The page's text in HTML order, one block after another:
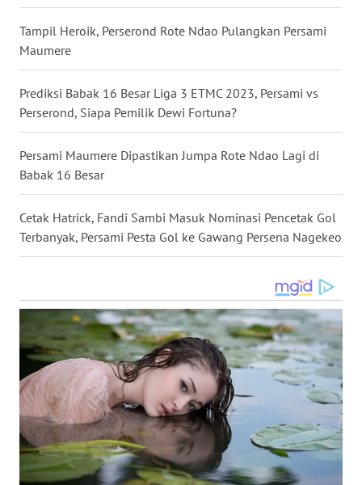
Tampil Heroik, Perserond Rote Ndao Pulangkan Persami
Maumere
Prediksi Babak 16 Besar Liga 3 ETMC 2023, Persami vs
Perserond, Siapa Pemilik Dewi Fortuna?
Persami Maumere Dipastikan Jumpa Rote Ndao Lagi di
Babak 16 Besar
Cetak Hatrick, Fandi Sambi Masuk Nominasi Pencetak Gol
Terbanyak, Persami Pesta Gol ke Gawang Persena Nagekeo
WN
SULUT
WN
MALUKU
WN
MALUT
WN
DAIRI
TOBA
WN
NIAS
WN
LANGKAT
WN